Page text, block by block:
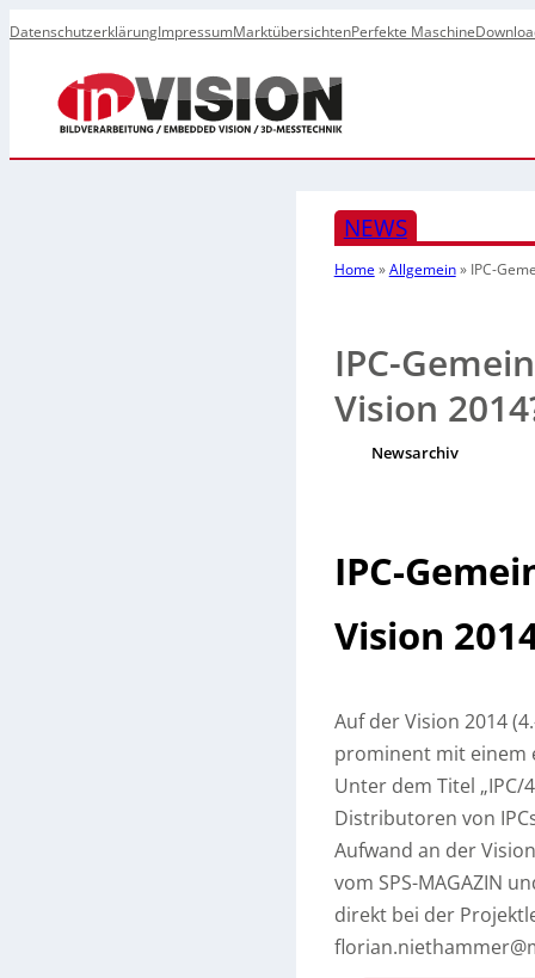
DatenschutzerklärungImpressumMarktübersichtenPerfekte Maschine
NEWS
Home»Allgemein» IPC-
IPC-
Vision
Newsarchiv
IPC-
Vision
Auf der Vision 2014
prominent mit einem
Unter dem Titel
Distributoren von
Aufwand an der
vom SPS-MAGAZIN
direkt bei der